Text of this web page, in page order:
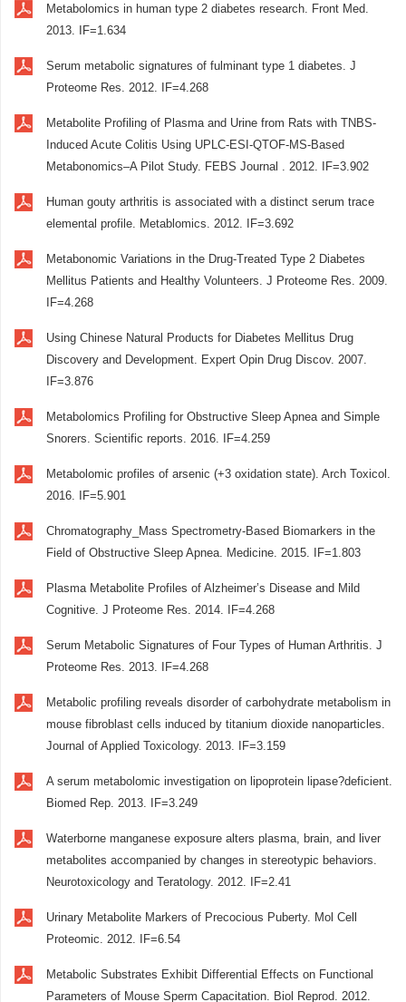
Metabolomics in human type 2 diabetes research. Front Med.
2013. IF=1.634
Serum metabolic signatures of fulminant type 1 diabetes. J
Proteome Res. 2012. IF=4.268
Metabolite Profiling of Plasma and Urine from Rats with TNBS-
Induced Acute Colitis Using UPLC-ESI-QTOF-MS-Based
Metabonomics–A Pilot Study. FEBS Journal . 2012. IF=3.902
Human gouty arthritis is associated with a distinct serum trace
elemental profile. Metablomics. 2012. IF=3.692
Metabonomic Variations in the Drug-Treated Type 2 Diabetes
Mellitus Patients and Healthy Volunteers. J Proteome Res. 2009.
IF=4.268
Using Chinese Natural Products for Diabetes Mellitus Drug
Discovery and Development. Expert Opin Drug Discov. 2007.
IF=3.876
Metabolomics Profiling for Obstructive Sleep Apnea and Simple
Snorers. Scientific reports. 2016. IF=4.259
Metabolomic profiles of arsenic (+3 oxidation state). Arch Toxicol.
2016. IF=5.901
Chromatography_Mass Spectrometry-Based Biomarkers in the
Field of Obstructive Sleep Apnea. Medicine. 2015. IF=1.803
Plasma Metabolite Profiles of Alzheimer’s Disease and Mild
Cognitive. J Proteome Res. 2014. IF=4.268
Serum Metabolic Signatures of Four Types of Human Arthritis. J
Proteome Res. 2013. IF=4.268
Metabolic profiling reveals disorder of carbohydrate metabolism in
mouse fibroblast cells induced by titanium dioxide nanoparticles.
Journal of Applied Toxicology. 2013. IF=3.159
A serum metabolomic investigation on lipoprotein lipase?deficient.
Biomed Rep. 2013. IF=3.249
Waterborne manganese exposure alters plasma, brain, and liver
metabolites accompanied by changes in stereotypic behaviors.
Neurotoxicology and Teratology. 2012. IF=2.41
Urinary Metabolite Markers of Precocious Puberty. Mol Cell
Proteomic. 2012. IF=6.54
Metabolic Substrates Exhibit Differential Effects on Functional
Parameters of Mouse Sperm Capacitation. Biol Reprod. 2012.